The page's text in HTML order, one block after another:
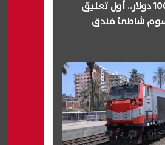
بعد أزمة الـ 1000 دولار.. أول تعليق
شاطئ فندق